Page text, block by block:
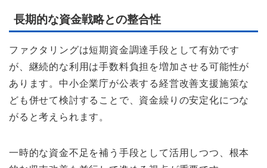
長期的な資金戦略との整合性
ファクタリングは短期資金調達手段として有効です
が、継続的な利用は手数料負担を増加させる可能性が
あります。中小企業庁が公表する経営改善支援施策な
ども併せて検討することで、資金繰りの安定化につな
がると考えられます。
一時的な資金不足を補う手段として活用しつつ、根本